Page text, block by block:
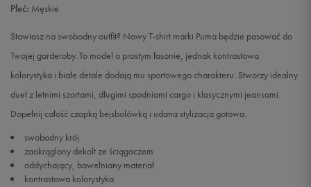
Płeć: Męskie
Stawiasz na swobodny outfit? Nowy T-shirt marki Puma będzie pasować do
Twojej garderoby. To model o prostym fasonie, jednak kontrastowa
kolorystyka i białe detale dodają mu sportowego charakteru. Stworzy idealny
duet z letnimi szortami, długimi spodniami cargo i klasycznymi jeansami.
Dopełnij całość czapką bejsbolówką i udana stylizacja gotowa.
swobodny krój
zaokrąglony dekolt ze ściągaczem
oddychający, bawełniany materiał
kontrastowa kolorystyka